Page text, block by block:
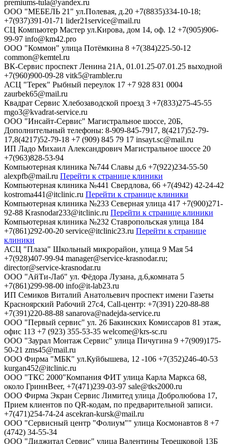
premiums-tula@yandex.ru
ООО "МЕБЕЛЬ 21" ул.Полевая, д.20 +7(8835)334-10-18;
+7(937)391-01-71 lider21service@mail.ru
СЦ Компьютер Мастер ул.Кирова, дом 14, оф. 12 +7(905)906-
99-97 info@km42.pro
ООО "Коммон" улица Потёмкина 8 +7(384)225-50-12
common@kemtel.ru
ВК-Сервис проспект Ленина 21А, 01.01.25-07.01.25 выходной
+7(960)900-09-28 vitk5@rambler.ru
АСЦ "Терек" Рыбный переулок 17 +7 928 831 0004
zaurbek65@mail.ru
Квадрат Сервис Хлебозаводской проезд 3 +7(833)275-45-55
mgo3@kvadrat-service.ru
ООО "Инсайт-Сервис" Магистральное шоссе, 20Б,
Дополнительный телефоны: 8-909-845-7917, 8(4217)52-79-
17,8(4217)52-79-18 +7 (909) 845 79 17 insayt.sc@mail.ru
ИП Ладо Михаил Александрович Магистральное шоссе 20
+7(963)828-53-94
Компьютерная клиника №744 Славы д.6 +7(922)234-55-50
alexpfb@mail.ru Перейти к странице клиники
Компьютерная клиника №441 Свердлова, 66 +7(4942) 42-24-42
kostroma441@itclinic.ru Перейти к странице клиники
Компьютерная клиника №233 Северная улица 417 +7(900)271-
92-88 Krasnodar233@itclinic.ru Перейти к странице клиники
Компьютерная клиника №232 Ставропольская улица 184
+7(861)292-00-20 service@itclinic23.ru Перейти к странице
клиники
АСЦ "Плаза" Школьный микрорайон, улица 9 Мая 54
+7(928)407-99-94 manager@service-krasnodar.ru;
director@service-krasnodar.ru
ООО "АйТи-Лаб" ул. Фёдора Лузана, д.6,комната 5
+7(861)299-98-00 info@it-lab23.ru
ИП Семиков Виталий Анатольевич проспект имени Газеты
Красноярский Рабочий 27с4, Call-центр: +7(391) 220-88-88
+7(391)220-88-88 sanarova@nadejda-service.ru
ООО "Первый сервис" ул. 26 Бакинских Комиссаров 81 этаж,
офис 113 +7 (923) 355-53-35 welcome@krs-sc.ru
ООО "Заурал Монтаж Сервис" улица Пичугина 9 +7(909)175-
50-21 zms45@mail.ru
ООО Фирма "МБК" ул.Куйбышева, 12 -106 +7(352)246-40-53
kurgan452@itclinic.ru
ООО "ТКС 2000"Компания ФИТ улица Карла Маркса 68,
около ГриннBeer, +7(471)239-03-97 sale@tks2000.ru
ООО Фирма Экран Сервис Лимитед улица Добролюбова 17,
Прием клиентов по QR-кодам, по предварительной записи.
+7(471)254-74-24 ascekran-kursk@mail.ru
ООО "Сервисный центр "Фолиум"" улица Космонавтов 8 +7
(4742) 34-55-34
ООО "Диджитал Сервис" улица Валентины Терешковой 13Б